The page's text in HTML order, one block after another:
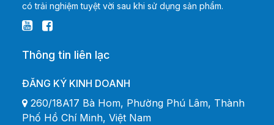
có trải nghiệm tuyệt vời sau khi sử dụng sản phẩm.
Thông tin liên lạc
ĐĂNG KÝ KINH DOANH
260/18A17 Bà Hom, Phường Phú Lâm, Thành
Phố Hồ Chí Minh, Việt Nam